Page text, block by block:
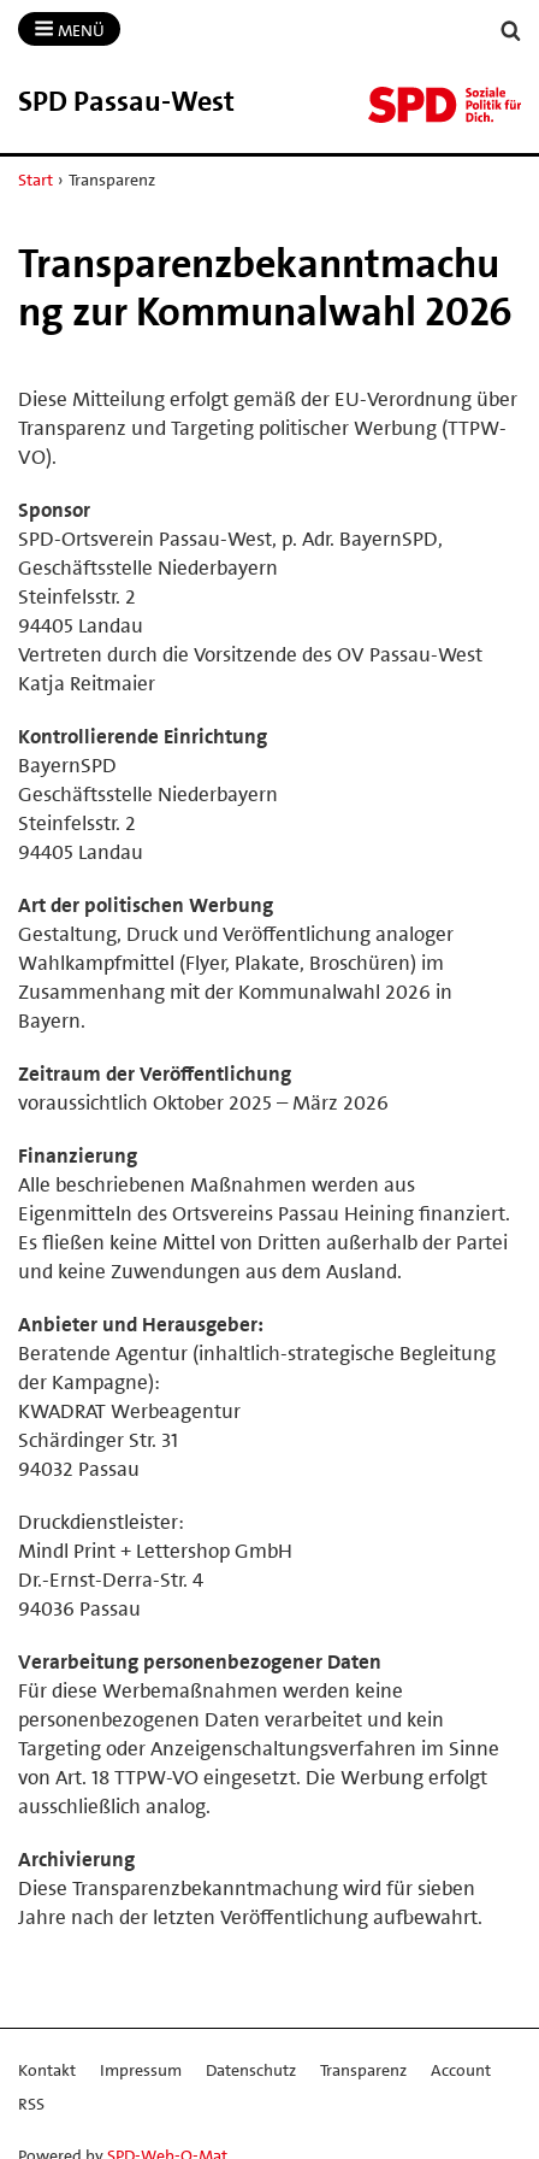
MENÜ
SPD Passau-​West
Start › Transparenz
Transparenzbekanntmachu
ng zur Kommunalwahl 2026
Diese Mitteilung erfolgt gemäß der EU-Verordnung über
Transparenz und Targeting politischer Werbung (TTPW-
VO).
Sponsor
SPD-Ortsverein Passau-West, p. Adr. BayernSPD,
Geschäftsstelle Niederbayern
Steinfelsstr. 2
94405 Landau
Vertreten durch die Vorsitzende des OV Passau-West
Katja Reitmaier
Kontrollierende Einrichtung
BayernSPD
Geschäftsstelle Niederbayern
Steinfelsstr. 2
94405 Landau
Art der politischen Werbung
Gestaltung, Druck und Veröffentlichung analoger
Wahlkampfmittel (Flyer, Plakate, Broschüren) im
Zusammenhang mit der Kommunalwahl 2026 in
Bayern.
Zeitraum der Veröffentlichung
voraussichtlich Oktober 2025 – März 2026
Finanzierung
Alle beschriebenen Maßnahmen werden aus
Eigenmitteln des Ortsvereins Passau Heining finanziert.
Es fließen keine Mittel von Dritten außerhalb der Partei
und keine Zuwendungen aus dem Ausland.
Anbieter und Herausgeber:
Beratende Agentur (inhaltlich-strategische Begleitung
der Kampagne):
KWADRAT Werbeagentur
Schärdinger Str. 31
94032 Passau
Druckdienstleister:
Mindl Print + Lettershop GmbH
Dr.-Ernst-Derra-Str. 4
94036 Passau
Verarbeitung personenbezogener Daten
Für diese Werbemaßnahmen werden keine
personenbezogenen Daten verarbeitet und kein
Targeting oder Anzeigenschaltungsverfahren im Sinne
von Art. 18 TTPW-VO eingesetzt. Die Werbung erfolgt
ausschließlich analog.
Archivierung
Diese Transparenzbekanntmachung wird für sieben
Jahre nach der letzten Veröffentlichung aufbewahrt.
Kontakt Impressum Datenschutz Transparenz
Account
RSS